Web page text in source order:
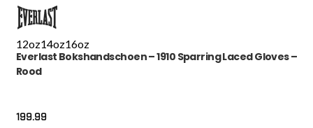
12oz14oz16oz
Everlast Bokshandschoen – 1910 Sparring Laced Gloves –
Rood
199.99